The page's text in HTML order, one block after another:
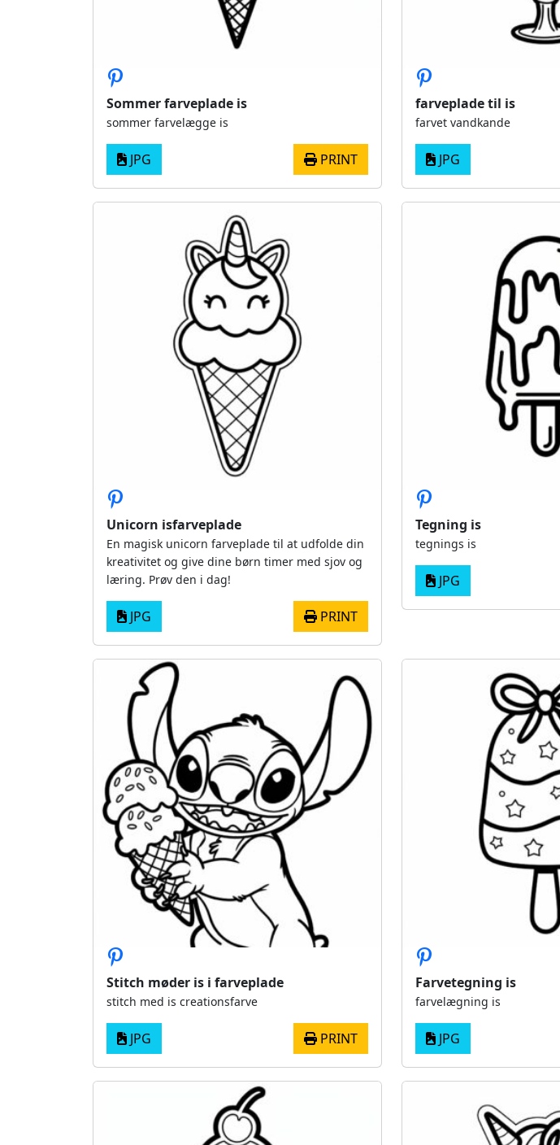
Sommer farveplade is
sommer farvelægge is
JPG PRINT
farveplade til is
farvet vandkande
JPG
Unicorn isfarveplade
En magisk unicorn farveplade til at udfolde din
kreativitet og give dine børn timer med sjov og
læring. Prøv den i dag!
JPG PRINT
Tegning is
tegnings is
JPG
Stitch møder is i farveplade
stitch med is creationsfarve
JPG PRINT
Farvetegning is
farvelægning is
JPG